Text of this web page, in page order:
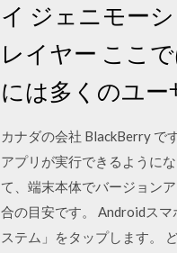
イ ジェニモー
レイヤー ここ
には多くのユー
カナダの会社 BlackBerry で
アプリが実行できるように
て、端末本体でバージョン
合の目安です。 Androidス
ステム」をタップします。